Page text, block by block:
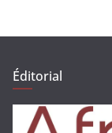
Éditorial